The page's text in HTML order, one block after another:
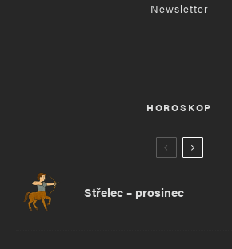
Newsletter
HOROSKOP
Střelec – prosinec